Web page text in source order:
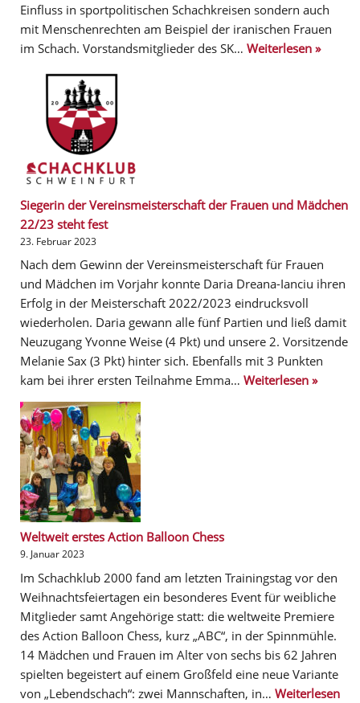
Einfluss in sportpolitischen Schachkreisen sondern auch
mit Menschenrechten am Beispiel der iranischen Frauen
im Schach. Vorstandsmitglieder des SK… Weiterlesen »
Siegerin der Vereinsmeisterschaft der Frauen und Mädchen
22/23 steht fest
23. Februar 2023
Nach dem Gewinn der Vereinsmeisterschaft für Frauen
und Mädchen im Vorjahr konnte Daria Dreana-Ianciu ihren
Erfolg in der Meisterschaft 2022/2023 eindrucksvoll
wiederholen. Daria gewann alle fünf Partien und ließ damit
Neuzugang Yvonne Weise (4 Pkt) und unsere 2. Vorsitzende
Melanie Sax (3 Pkt) hinter sich. Ebenfalls mit 3 Punkten
kam bei ihrer ersten Teilnahme Emma… Weiterlesen »
Weltweit erstes Action Balloon Chess
9. Januar 2023
Im Schachklub 2000 fand am letzten Trainingstag vor den
Weihnachtsfeiertagen ein besonderes Event für weibliche
Mitglieder samt Angehörige statt: die weltweite Premiere
des Action Balloon Chess, kurz „ABC“, in der Spinnmühle.
14 Mädchen und Frauen im Alter von sechs bis 62 Jahren
spielten begeistert auf einem Großfeld eine neue Variante
von „Lebendschach“: zwei Mannschaften, in… Weiterlesen